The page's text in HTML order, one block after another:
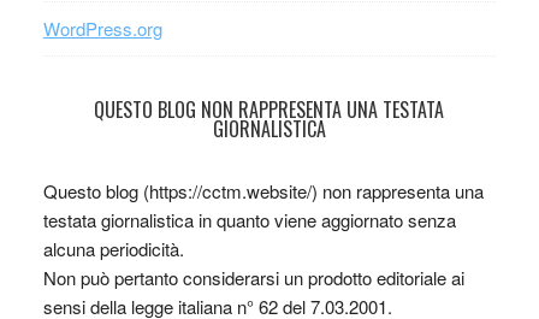
WordPress.org
QUESTO BLOG NON RAPPRESENTA UNA TESTATA
GIORNALISTICA
Questo blog (https://cctm.website/) non rappresenta una
testata giornalistica in quanto viene aggiornato senza
alcuna periodicità.
Non può pertanto considerarsi un prodotto editoriale ai
sensi della legge italiana n° 62 del 7.03.2001.